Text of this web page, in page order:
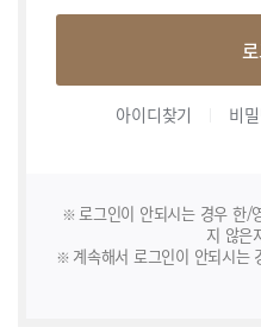
아이디찾기 비
로그인이 안되시는 경우 한/
지 않은
계속해서 로그인이 안되시는